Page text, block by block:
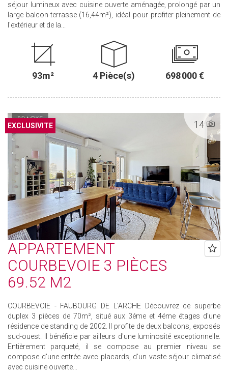
séjour lumineux avec cuisine ouverte aménagée, prolongé par un
large balcon-terrasse (16,44m²), idéal pour profiter pleinement de
l'extérieur et de la...
93m² 4 Pièce(s) 698 000 €
14
EXCLUSIF
EXCLUSIVITE
APPARTEMENT
COURBEVOIE 3 PIÈCES
69.52 M2
COURBEVOIE - FAUBOURG DE L'ARCHE Découvrez ce superbe
duplex 3 pièces de 70m², situé aux 3éme et 4éme étages d'une
résidence de standing de 2002. Il profite de deux balcons, exposés
sud-ouest. Il bénéficie par ailleurs d'une luminosité exceptionnelle.
Entièrement parqueté, il se compose au premier niveau se
compose d'une entrée avec placards, d'un vaste séjour climatisé
avec cuisine ouverte...